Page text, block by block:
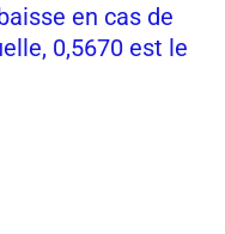
en cas de
0,5670 est le